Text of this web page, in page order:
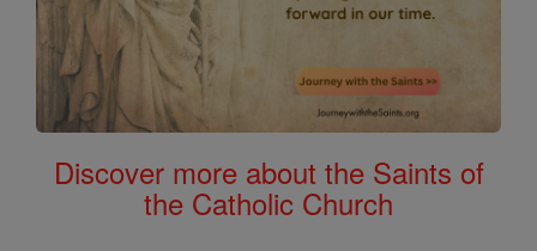
Discover more about the Saints of
the Catholic Church